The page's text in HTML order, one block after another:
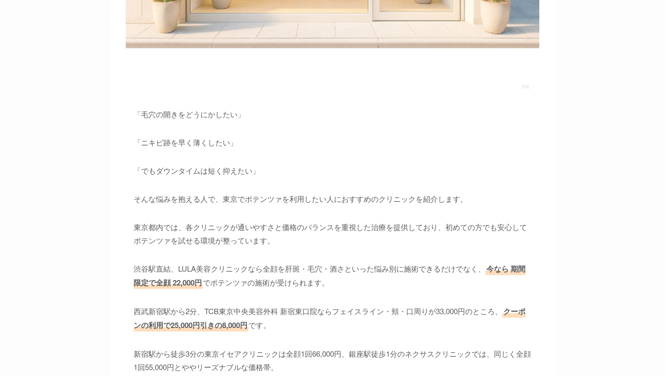
「毛穴の開きをどうにかしたい」
「ニキビ跡を早く薄くしたい」
「でもダウンタイムは短く抑えたい」
そんな悩みを抱える人で、東京でポテンツァを利用したい人におすすめのクリニックを紹介します。
東京都内では、各クリニックが通いやすさと価格のバランスを重視した治療を提供しており、初めての方でも安心して
ポテンツァを試せる環境が整っています。
渋谷駅直結、LULA美容クリニックなら全顔を肝斑・毛穴・酒さといった悩み別に施術できるだけでなく、 今なら期間
限定で全顔22,000円でポテンツァの施術が受けられます。
西武新宿駅から2分、TCB東京中央美容外科 新宿東口院ならフェイスライン・頬・口周りが33,000円のところ、 クーポ
ンの利用で25,000円引きの8,000円です。
新宿駅から徒歩3分の東京イセアクリニックは全顔1回66,000円、銀座駅徒歩1分のネクサスクリニックでは、同じく全顔
1回55,000円とややリーズナブルな価格帯。